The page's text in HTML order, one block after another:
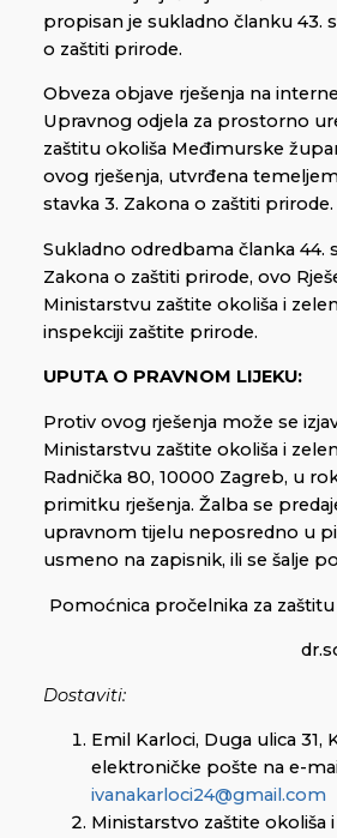
propisan je sukladno članku 43.
o zaštiti prirode.
Obveza objave rješenja na
Upravnog odjela za prostorno
zaštitu okoliša Međimurske
ovog rješenja, utvrđena
stavka 3. Zakona o zaštiti prirode.
Sukladno odredbama članka 44.
Zakona o zaštiti prirode, ovo
Ministarstvu zaštite okoliša i
inspekciji zaštite prirode.
UPUTA O PRAVNOM LIJEKU:
Protiv ovog rješenja može se
Ministarstvu zaštite okoliša i
Radnička 80, 10000 Zagreb, u
primitku rješenja. Žalba se
upravnom tijelu neposredno u
usmeno na zapisnik, ili se šalje
Pomoćnica pročelnika za
Dostaviti:
Emil Karloci, Duga ulica
elektroničke pošte na e-
ivanakarloci24@gmail.com
Ministarstvo zaštite okoliša